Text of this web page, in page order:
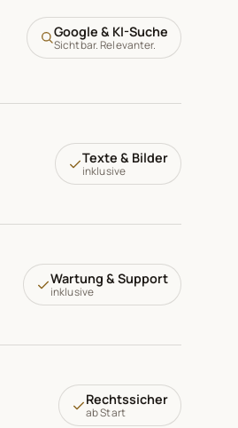
Google & KI-Suche
Sichtbar. Relevanter.
Texte & Bilder
inklusive
Wartung & Support
inklusive
Rechtssicher
ab Start